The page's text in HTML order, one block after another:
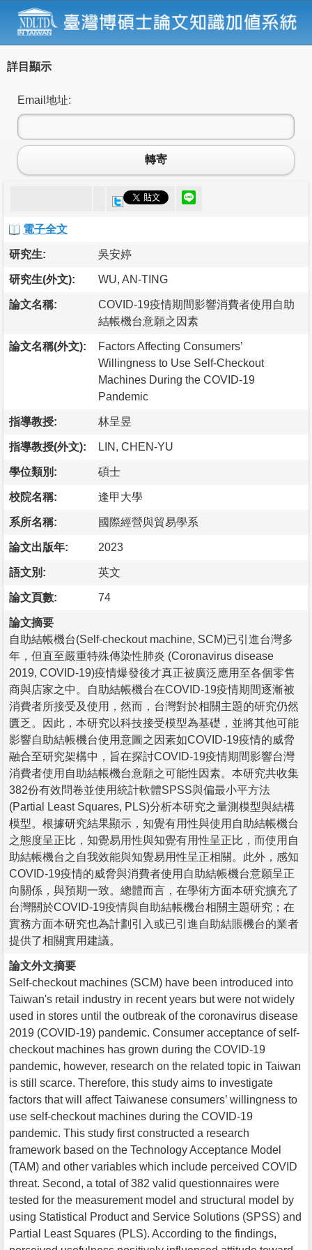
詳目顯示
Email地址:
轉寄
電子全文
研究生: 吳安婷
研究生(外文): WU, AN-TING
論文名稱:
COVID-19疫情期間影響消費者使用自助
結帳機台意願之因素
論文名稱(外文):
Factors Affecting Consumers’
Willingness to Use Self-Checkout
Machines During the COVID-19
Pandemic
指導教授: 林呈昱
指導教授(外文): LIN, CHEN-YU
學位類別: 碩士
校院名稱: 逢甲大學
系所名稱: 國際經營與貿易學系
論文出版年: 2023
語文別: 英文
論文頁數: 74
論文摘要
自助結帳機台(Self-checkout machine, SCM)已引進台灣多
年，但直至嚴重特殊傳染性肺炎 (Coronavirus disease
2019, COVID-19)疫情爆發後才真正被廣泛應用至各個零售
商與店家之中。自助結帳機台在COVID-19疫情期間逐漸被
消費者所接受及使用，然而，台灣對於相關主題的研究仍然
匱乏。因此，本研究以科技接受模型為基礎，並將其他可能
影響自助結帳機台使用意圖之因素如COVID-19疫情的威脅
融合至研究架構中，旨在探討COVID-19疫情期間影響台灣
消費者使用自助結帳機台意願之可能性因素。本研究共收集
382份有效問卷並使用統計軟體SPSS與偏最小平方法
(Partial Least Squares, PLS)分析本研究之量測模型與結構
模型。根據研究結果顯示，知覺有用性與使用自助結帳機台
之態度呈正比，知覺易用性與知覺有用性呈正比，而使用自
助結帳機台之自我效能與知覺易用性呈正相關。此外，感知
COVID-19疫情的威脅與消費者使用自助結帳機台意願呈正
向關係，與預期一致。總體而言，在學術方面本研究擴充了
台灣關於COVID-19疫情與自助結帳機台相關主題研究；在
實務方面本研究也為計劃引入或已引進自助結賬機台的業者
提供了相關實用建議。
論文外文摘要
Self-checkout machines (SCM) have been introduced into
Taiwan's retail industry in recent years but were not widely
used in stores until the outbreak of the coronavirus disease
2019 (COVID-19) pandemic. Consumer acceptance of self-
checkout machines has grown during the COVID-19
pandemic, however, research on the related topic in Taiwan
is still scarce. Therefore, this study aims to investigate
factors that will affect Taiwanese consumers’ willingness to
use self-checkout machines during the COVID-19
pandemic. This study first constructed a research
framework based on the Technology Acceptance Model
(TAM) and other variables which include perceived COVID
threat. Second, a total of 382 valid questionnaires were
tested for the measurement model and structural model by
using Statistical Product and Service Solutions (SPSS) and
Partial Least Squares (PLS). According to the findings,